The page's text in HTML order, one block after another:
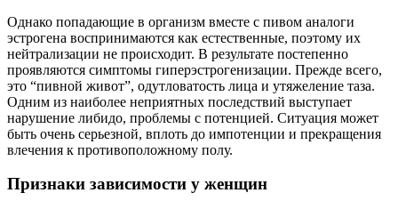
Однако попадающие в организм вместе с пивом аналоги
эстрогена воспринимаются как естественные, поэтому их
нейтрализации не происходит. В результате постепенно
проявляются симптомы гиперэстрогенизации. Прежде всего,
это “пивной живот”, одутловатость лица и утяжеление таза.
Одним из наиболее неприятных последствий выступает
нарушение либидо, проблемы с потенцией. Ситуация может
быть очень серьезной, вплоть до импотенции и прекращения
влечения к противоположному полу.
Признаки зависимости у женщин